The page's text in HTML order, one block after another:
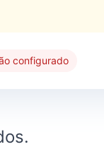
configurado